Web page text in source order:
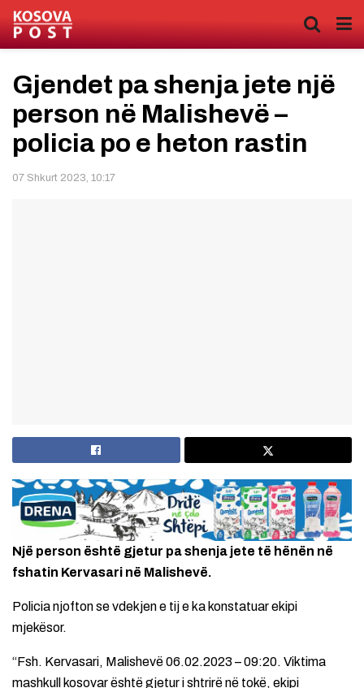
Gjendet pa shenja jete një
person në Malishevë –
policia po e heton rastin
07 Shkurt 2023, 10:17
Një person është gjetur pa shenja jete të hënën në
fshatin Kervasari në Malishevë.
Policia njofton se vdekjen e tij e ka konstatuar ekipi
mjekësor.
“Fsh. Kervasari, Malishevë 06.02.2023 – 09:20. Viktima
mashkull kosovar është gjetur i shtrirë në tokë, ekipi